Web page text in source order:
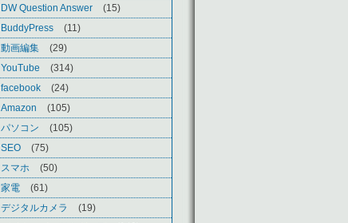
DW Question Answer
(15)
BuddyPress
(11)
動画編集
(29)
YouTube
(314)
facebook
(24)
Amazon
(105)
パソコン
(105)
SEO
(75)
スマホ
(50)
家電
(61)
デジタルカメラ
(19)